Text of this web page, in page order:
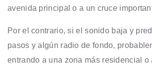
avenida principal o a un cruce
Por el contrario, si el sonido baja y
pasos y algún radio de fondo,
entrando a una zona más residencial o